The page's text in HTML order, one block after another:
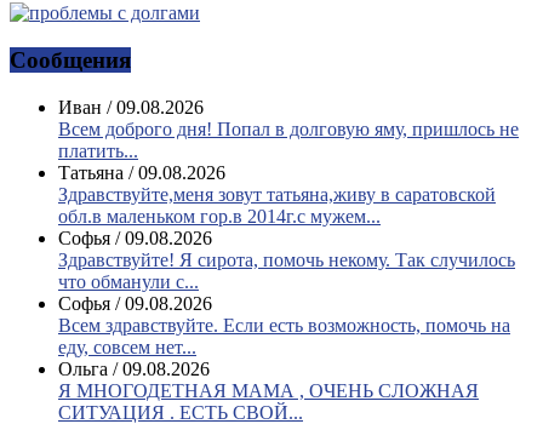
Сообщения
Иван /09.08.2026
Всем доброго дня! Попал в долговую яму, пришлось не
платить...
Татьяна /09.08.2026
Здравствуйте,меня зовут татьяна,живу в саратовской
обл.в маленьком гор.в 2014г.с мужем...
Софья /09.08.2026
Здравствуйте! Я сирота, помочь некому. Так случилось
что обманули с...
Софья /09.08.2026
Всем здравствуйте. Если есть возможность, помочь на
еду, совсем нет...
Ольга /09.08.2026
Я МНОГОДЕТНАЯ МАМА , ОЧЕНЬ СЛОЖНАЯ
СИТУАЦИЯ . ЕСТЬ СВОЙ...